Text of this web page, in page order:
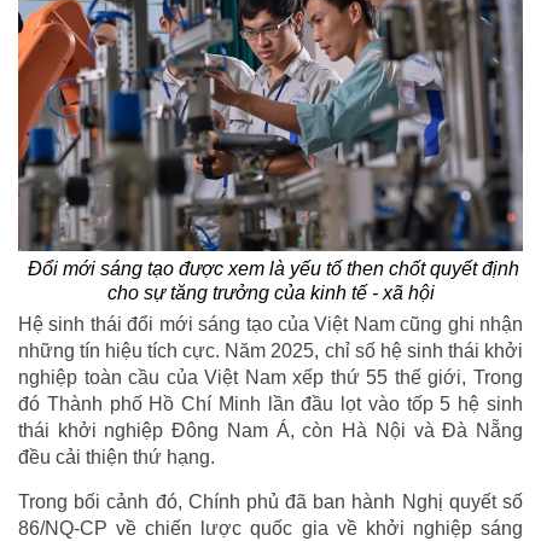
Đổi mới sáng tạo được xem là yếu tố then chốt quyết định
cho sự tăng trưởng của kinh tế - xã hội
Hệ sinh thái đổi mới sáng tạo của Việt Nam cũng ghi nhận
những tín hiệu tích cực. Năm 2025, chỉ số hệ sinh thái khởi
nghiệp toàn cầu của Việt Nam xếp thứ 55 thế giới, Trong
đó Thành phố Hồ Chí Minh lần đầu lọt vào tốp 5 hệ sinh
thái khởi nghiệp Đông Nam Á, còn Hà Nội và Đà Nẵng
đều cải thiện thứ hạng.
Trong bối cảnh đó, Chính phủ đã ban hành Nghị quyết số
86/NQ-CP về chiến lược quốc gia về khởi nghiệp sáng